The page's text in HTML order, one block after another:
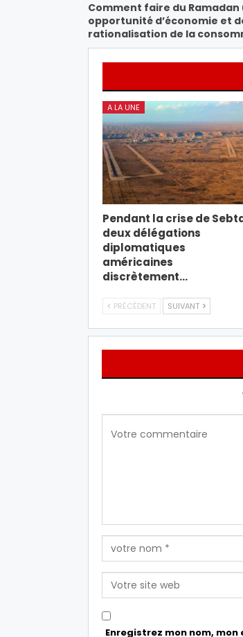
Comment faire du Ramadan
opportunité d’économie et
rationalisation de la
A LA UNE
Pendant la crise de
deux délégations
diplomatiques
américaines
discrètement…
PRÉCÉDENT SUIVANT
Enregistrez mon nom,